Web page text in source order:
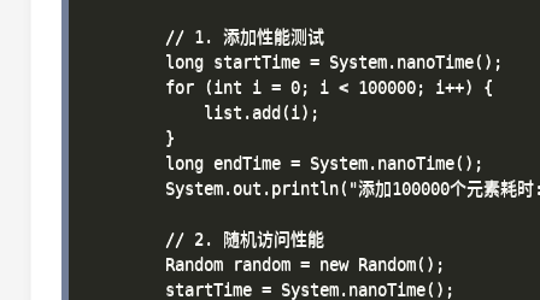
        // 1. 添加性能测试
        long startTime = System.nanoTime();
        for (int i = 0; i < 100000; i++) {
            list.add(i);
        }
        long endTime = System.nanoTime();
System.out.println("添加100000个元素耗
        // 2. 随机访问性能
        Random random = new Random();
        startTime = System.nanoTime();